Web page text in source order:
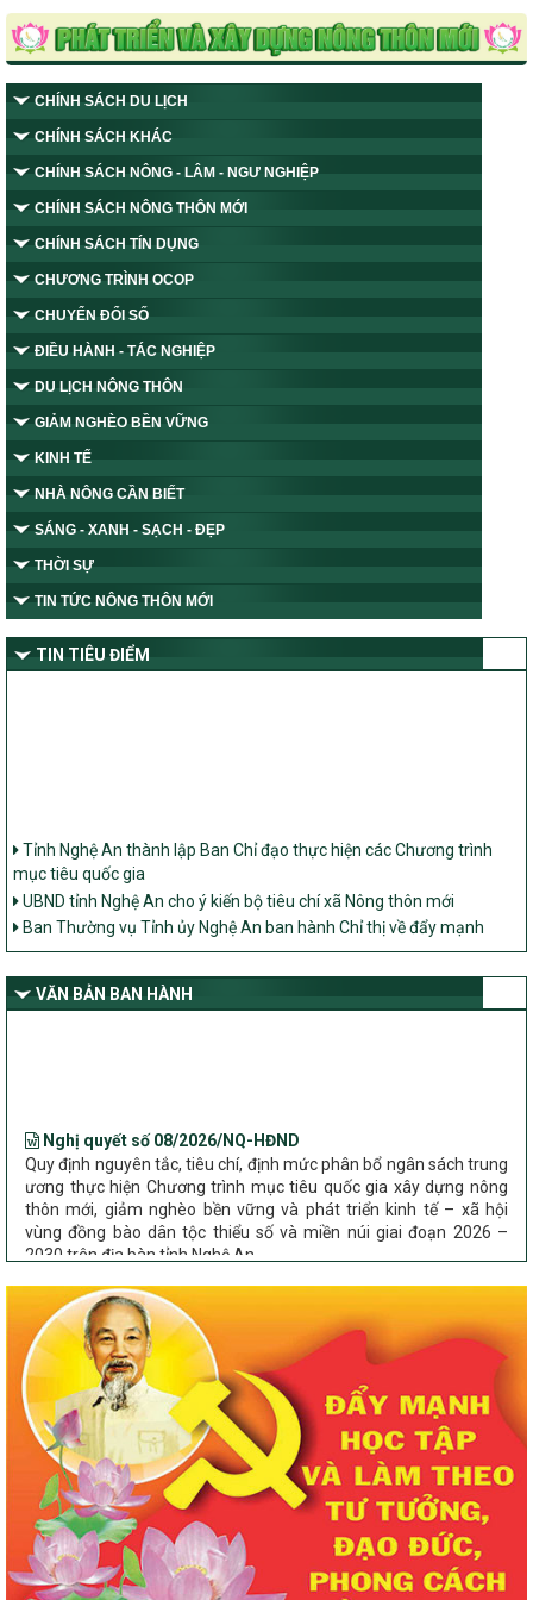
CHÍNH SÁCH DU LỊCH
CHÍNH SÁCH KHÁC
CHÍNH SÁCH NÔNG - LÂM - NGƯ NGHIỆP
CHÍNH SÁCH NÔNG THÔN MỚI
CHÍNH SÁCH TÍN DỤNG
CHƯƠNG TRÌNH OCOP
CHUYỂN ĐỔI SỐ
ĐIỀU HÀNH - TÁC NGHIỆP
DU LỊCH NÔNG THÔN
GIẢM NGHÈO BỀN VỮNG
KINH TẾ
NHÀ NÔNG CẦN BIẾT
SÁNG - XANH - SẠCH - ĐẸP
THỜI SỰ
TIN TỨC NÔNG THÔN MỚI
TIN TIÊU ĐIỂM
Tỉnh Nghệ An thành lập Ban Chỉ đạo thực hiện các Chương trình
mục tiêu quốc gia
UBND tỉnh Nghệ An cho ý kiến bộ tiêu chí xã Nông thôn mới
Ban Thường vụ Tỉnh ủy Nghệ An ban hành Chỉ thị về đẩy mạnh
thực hiện Chương trình mục tiêu quốc gia xây dựng nông thôn mới,
dân tộc thiểu số và miền núi giai đoạn 2026 – 2030 trên địa bàn tỉnh
Nghệ An
VĂN BẢN BAN HÀNH
Quy định nguyên tắc, tiêu chí, định mức phân bổ ngân sách trung
ương thực hiện Chương trình mục tiêu quốc gia xây dựng nông
thôn mới, giảm nghèo bền vững và phát triển kinh tế – xã hội
vùng đồng bào dân tộc thiểu số và miền núi giai đoạn 2026 –
2030 trên địa bàn tỉnh Nghệ An
về đẩy mạnh thực hiện Chương trình mục tiêu quốc gia xây dựng
nông thôn mới, giảm nghèo bền vững và phát triển kinh tế – xã
hội vùng đồng bào dân tộc thiểu số và miền núi giai đoạn 2026 –
2030 trên địa bàn tỉnh Nghệ An
Quyết định số 2490/QĐ-UBND
Về việc thành lập Ban Chỉ đạo Chương trình mục tiều quốc gia xây
dựng nông thôn mới, giảm nghèo bền vững và phát triển kinh tế –
xã hội vùng đồng bào dân tộc thiểu số và miền núi giai đoạn 2026
-2030 tỉnh Nghệ An
Thông tư Số 23/2026/TT-BNNMT
Thông tư Hướng dẫn thực hiện một số nội dung Chương trình
mục tiêu quốc gia xây dựng nông thôn mới, giảm nghèo bền